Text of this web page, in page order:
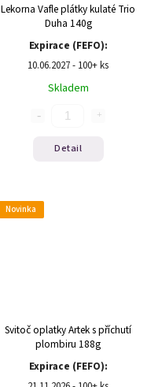
Lekorna Vafle plátky kulaté Trio
Duha 140g
Expirace (FEFO):
10.06.2027 - 100+ ks
Skladem
Detail
Novinka
Svitoč oplatky Artek s příchutí
plombiru 188g
Expirace (FEFO):